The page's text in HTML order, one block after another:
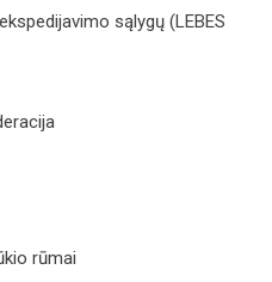
sąlygų (LEBES
rūmai